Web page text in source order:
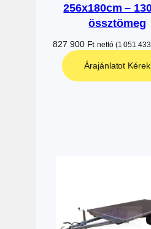
256x180cm –
össztömeg
827 900 Ft nettó (1 051 433
Árajánlatot Kérek